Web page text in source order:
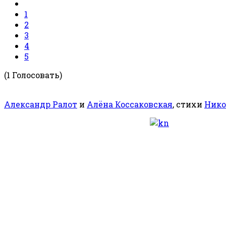
1
2
3
4
5
(1 Голосовать)
Александр Ралот и Алёна Коссаковская, стихи